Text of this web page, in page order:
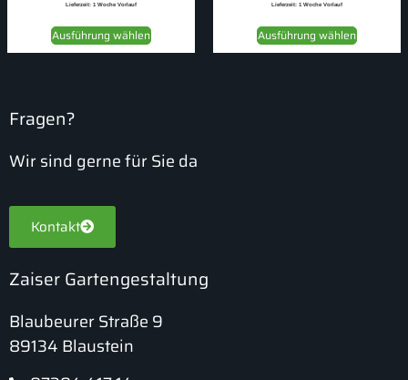
Lieferzeit: 1 Woche Vorlauf
Ausführung wählen
Lieferzeit: 1 Woche Vorlauf
Ausführung wählen
Fragen?
Wir sind gerne für Sie da
Kontakt
Zaiser Gartengestaltung
Blaubeurer Straße 9
89134 Blaustein